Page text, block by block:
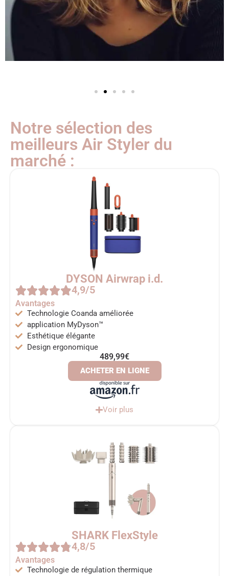
Notre sélection des
meilleurs Air Styler du
marché :
DYSON Airwrap i.d.
4,9/5
Avantages
Technologie Coanda améliorée
application MyDyson™
Esthétique élégante
Design ergonomique
489,99€
ACHETER EN LIGNE
Voir plus
SHARK FlexStyle
4,8/5
Avantages
Technologie de régulation thermique